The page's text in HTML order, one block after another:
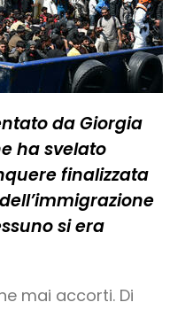
da Giorgia
ha svelato
finalizzata
si era
mai accorti. Di